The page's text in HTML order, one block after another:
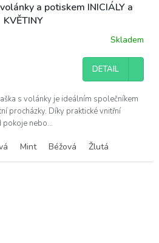
a potiskem INICIÁLY a
KVĚTINY
Skladem
DETAIL
s volánky je ideálním společníkem
procházky. Díky praktické vnitřní
pokoje nebo...
Mint Béžová Žlutá